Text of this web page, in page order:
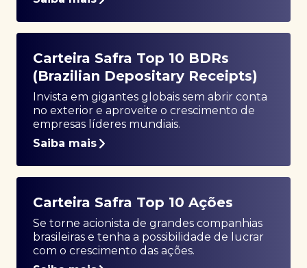
Carteira Safra Top 10 BDRs
(Brazilian Depositary Receipts)
Invista em gigantes globais sem abrir conta
no exterior e aproveite o crescimento de
empresas líderes mundiais.
Saiba mais
Carteira Safra Top 10 Ações
Se torne acionista de grandes companhias
brasileiras e tenha a possibilidade de lucrar
com o crescimento das ações.